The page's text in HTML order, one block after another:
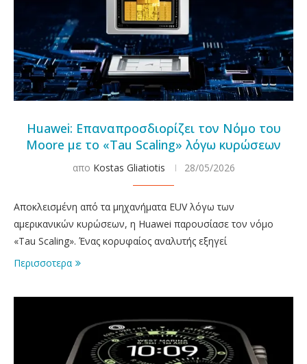
Huawei: Επαναπροσδιορίζει τον Νόμο του
Moore με το «Tau Scaling» λόγω κυρώσεων
απο Kostas Gliatiotis 28/05/2026
Αποκλεισμένη από τα μηχανήματα EUV λόγω των
αμερικανικών κυρώσεων, η Huawei παρουσίασε τον νόμο
«Tau Scaling». Ένας κορυφαίος αναλυτής εξηγεί
Περισσοτερα